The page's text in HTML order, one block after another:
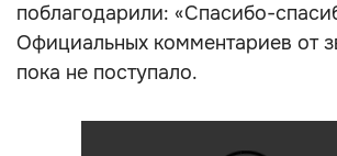
поблагодарили: «Спасибо-
Официальных комментариев от
пока не поступало.